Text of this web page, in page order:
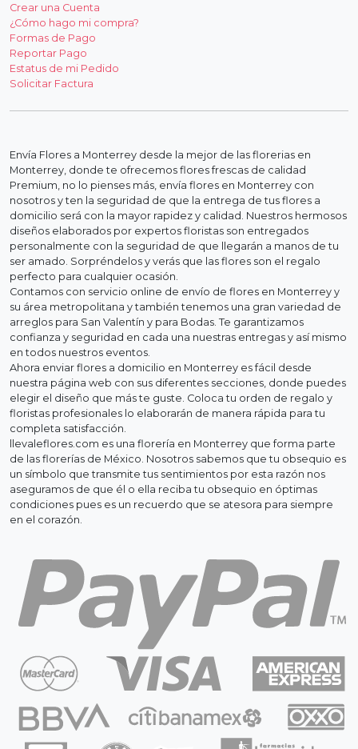
Crear una Cuenta
¿Cómo hago mi compra?
Formas de Pago
Reportar Pago
Estatus de mi Pedido
Solicitar Factura
Envía Flores a Monterrey desde la mejor de las florerias en
Monterrey, donde te ofrecemos flores frescas de calidad
Premium, no lo pienses más, envía flores en Monterrey con
nosotros y ten la seguridad de que la entrega de tus flores a
domicilio será con la mayor rapidez y calidad. Nuestros hermosos
diseños elaborados por expertos floristas son entregados
personalmente con la seguridad de que llegarán a manos de tu
ser amado. Sorpréndelos y verás que las flores son el regalo
perfecto para cualquier ocasión.
Contamos con servicio online de envío de flores en Monterrey y
su área metropolitana y también tenemos una gran variedad de
arreglos para San Valentín y para Bodas. Te garantizamos
confianza y seguridad en cada una nuestras entregas y así mismo
en todos nuestros eventos.
Ahora enviar flores a domicilio en Monterrey es fácil desde
nuestra página web con sus diferentes secciones, donde puedes
elegir el diseño que más te guste. Coloca tu orden de regalo y
floristas profesionales lo elaborarán de manera rápida para tu
completa satisfacción.
llevaleflores.com es una florería en Monterrey que forma parte
de las florerías de México. Nosotros sabemos que tu obsequio es
un símbolo que transmite tus sentimientos por esta razón nos
aseguramos de que él o ella reciba tu obsequio en óptimas
condiciones pues es un recuerdo que se atesora para siempre
en el corazón.